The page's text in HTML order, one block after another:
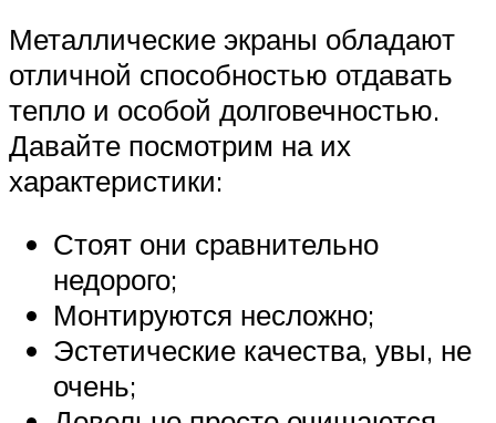
Металлические экраны обладают
отличной способностью отдавать
тепло и особой долговечностью.
Давайте посмотрим на их
характеристики:
Стоят они сравнительно
недорого;
Монтируются несложно;
Эстетические качества, увы, не
очень;